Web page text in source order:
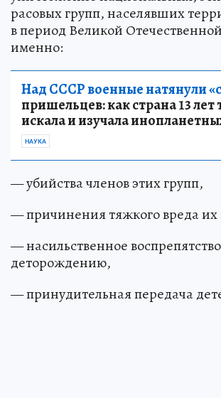
расовых групп, населявших
в период Великой
именно:
Над СССР военные натянули
пришельцев: как страна 13 лет
искала и изучала
НАУКА
— убийства членов этих групп,
— причинения тяжкого вреда их
— насильственное
деторождению,
— принудительная передача